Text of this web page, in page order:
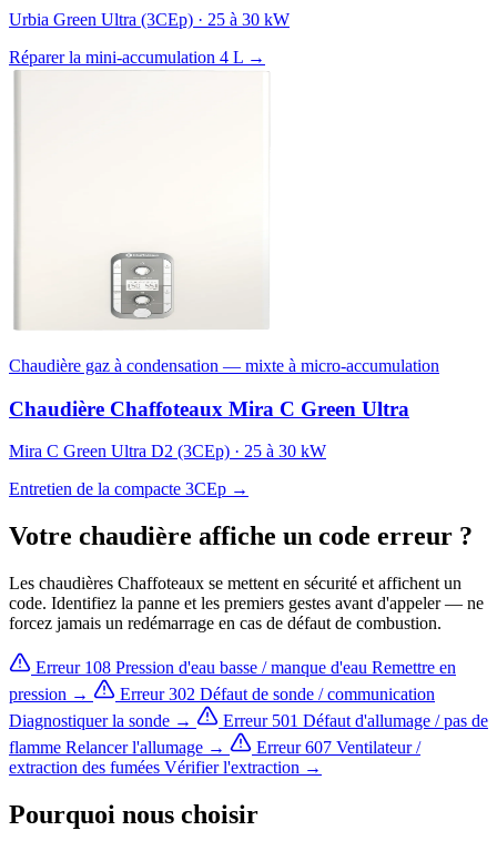
Urbia Green Ultra (3CEp) · 25 à 30 kW
Réparer la mini-accumulation 4 L →
Chaudière gaz à condensation — mixte à micro-accumulation
Chaudière Chaffoteaux Mira C Green Ultra
Mira C Green Ultra D2 (3CEp) · 25 à 30 kW
Entretien de la compacte 3CEp →
Votre chaudière affiche un code erreur ?
Les chaudières Chaffoteaux se mettent en sécurité et affichent un
code. Identifiez la panne et les premiers gestes avant d'appeler — ne
forcez jamais un redémarrage en cas de défaut de combustion.
Erreur 108 Pression d'eau basse / manque d'eau Remettre en
pression →
Erreur 302 Défaut de sonde / communication
Diagnostiquer la sonde →
Erreur 501 Défaut d'allumage / pas de
flamme Relancer l'allumage → Erreur 607 Ventilateur /
extraction des fumées Vérifier l'extraction →
Pourquoi nous choisir